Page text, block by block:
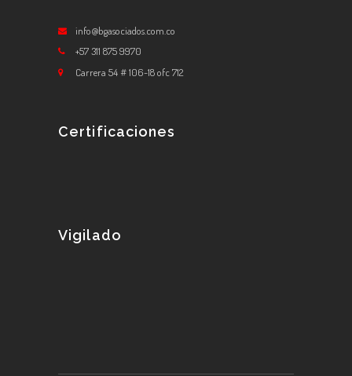
info@bgasociados.com.co
+57 311 875 9970
Carrera 54 # 106-18 ofc 712
Certificaciones
Vigilado